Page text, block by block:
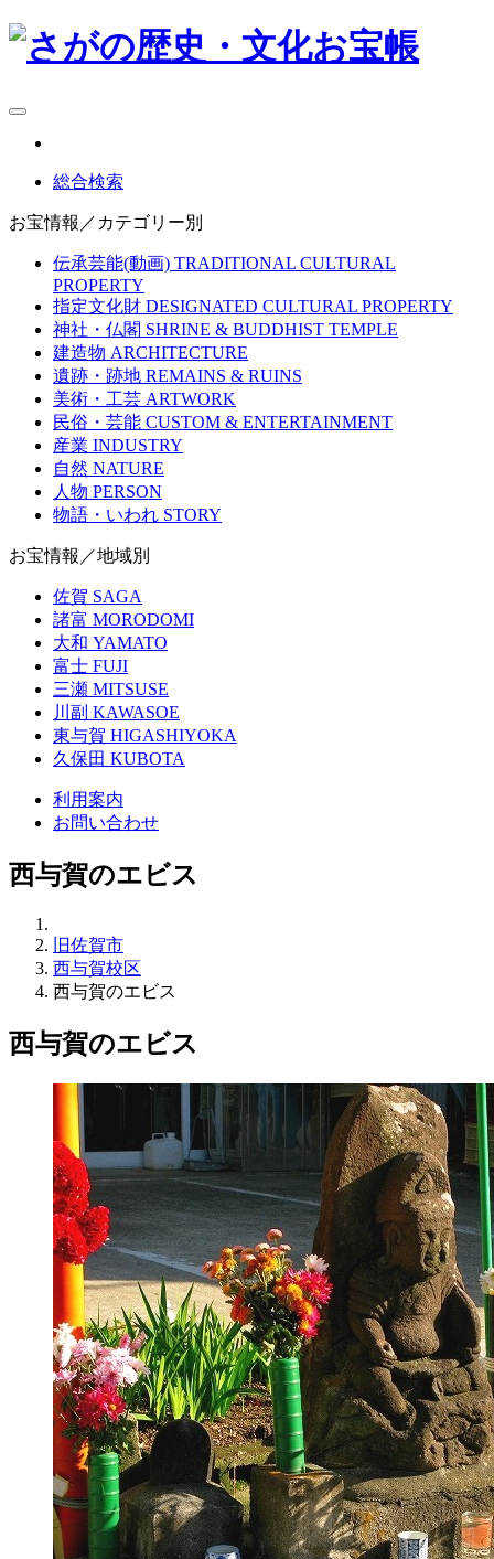
総合検索
お宝情報／カテゴリー別
伝承芸能(動画) TRADITIONAL CULTURAL
PROPERTY
指定文化財 DESIGNATED CULTURAL PROPERTY
神社・仏閣 SHRINE & BUDDHIST TEMPLE
建造物 ARCHITECTURE
遺跡・跡地 REMAINS & RUINS
美術・工芸 ARTWORK
民俗・芸能 CUSTOM & ENTERTAINMENT
産業 INDUSTRY
自然 NATURE
人物 PERSON
物語・いわれ STORY
お宝情報／地域別
佐賀 SAGA
諸富 MORODOMI
大和 YAMATO
富士 FUJI
三瀬 MITSUSE
川副 KAWASOE
東与賀 HIGASHIYOKA
久保田 KUBOTA
利用案内
お問い合わせ
西与賀のエビス
旧佐賀市
西与賀校区
西与賀のエビス
西与賀のエビス